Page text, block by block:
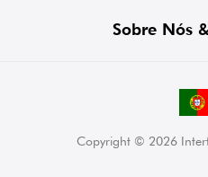
Sobre Nós
Copyright © 2026